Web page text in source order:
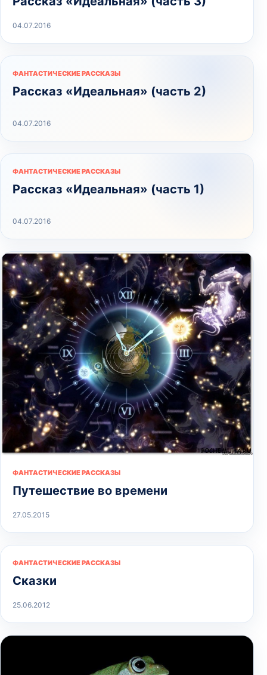
04.07.2016
ФАНТАСТИЧЕСКИЕ РАССКАЗЫ
Рассказ «Идеальная» (часть 2)
04.07.2016
ФАНТАСТИЧЕСКИЕ РАССКАЗЫ
Рассказ «Идеальная» (часть 1)
04.07.2016
ФАНТАСТИЧЕСКИЕ РАССКАЗЫ
Путешествие во времени
27.05.2015
ФАНТАСТИЧЕСКИЕ РАССКАЗЫ
Сказки
25.06.2012